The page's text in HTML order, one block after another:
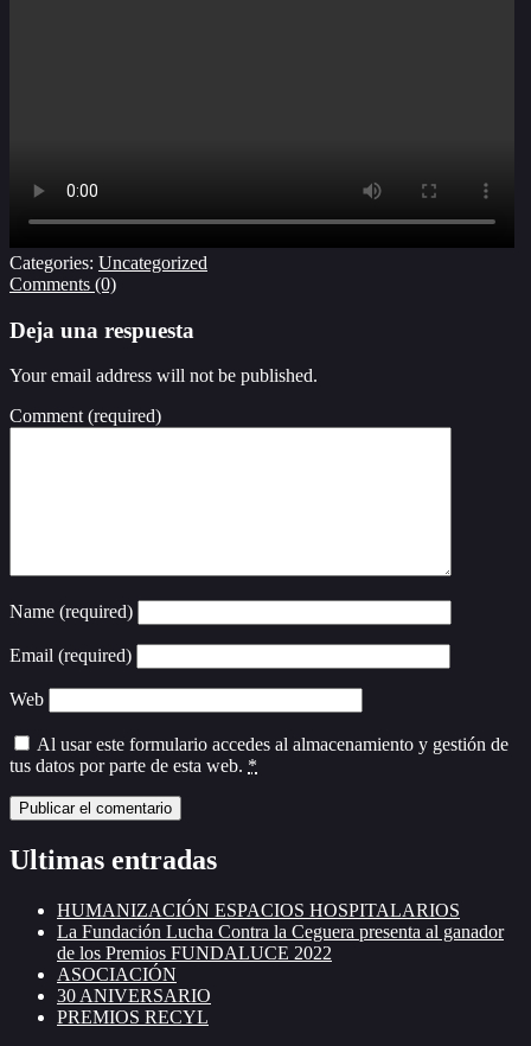
Categories: Uncategorized
Comments (0)
Deja una respuesta
Your email address will not be published.
Comment (required)
Name (required)
Email (required)
Web
Al usar este formulario accedes al almacenamiento y gestión de
tus datos por parte de esta web. *
Ultimas entradas
HUMANIZACIÓN ESPACIOS HOSPITALARIOS
La Fundación Lucha Contra la Ceguera presenta al ganador
de los Premios FUNDALUCE 2022
ASOCIACIÓN
30 ANIVERSARIO
PREMIOS RECYL